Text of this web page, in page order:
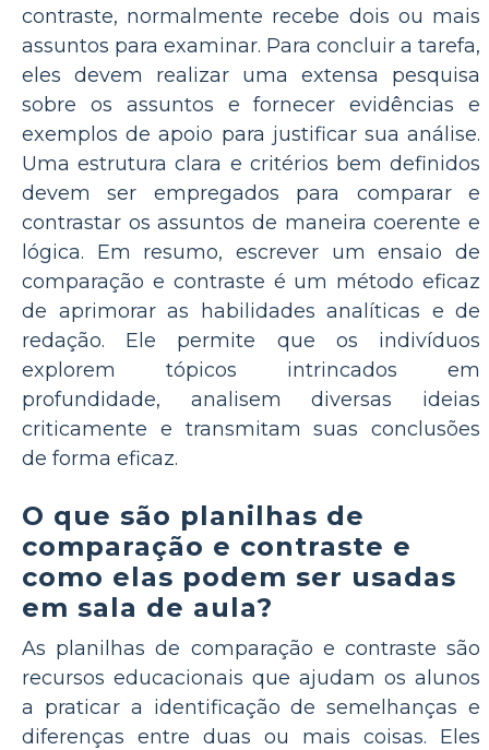
contraste, normalmente recebe dois ou mais
assuntos para examinar. Para concluir a tarefa,
eles devem realizar uma extensa pesquisa
sobre os assuntos e fornecer evidências e
exemplos de apoio para justificar sua análise.
Uma estrutura clara e critérios bem definidos
devem ser empregados para comparar e
contrastar os assuntos de maneira coerente e
lógica. Em resumo, escrever um ensaio de
comparação e contraste é um método eficaz
de aprimorar as habilidades analíticas e de
redação. Ele permite que os indivíduos
explorem tópicos intrincados em
profundidade, analisem diversas ideias
criticamente e transmitam suas conclusões
de forma eficaz.
O que são planilhas de
comparação e contraste e
como elas podem ser usadas
em sala de aula?
As planilhas de comparação e contraste são
recursos educacionais que ajudam os alunos
a praticar a identificação de semelhanças e
diferenças entre duas ou mais coisas. Eles